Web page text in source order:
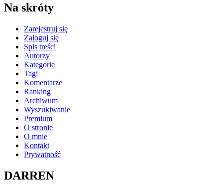
Na skróty
Zarejestruj się
Zaloguj się
Spis treści
Autorzy
Kategorie
Tagi
Komentarze
Ranking
Archiwum
Wyszukiwanie
Premium
O stronie
O mnie
Kontakt
Prywatność
DARREN